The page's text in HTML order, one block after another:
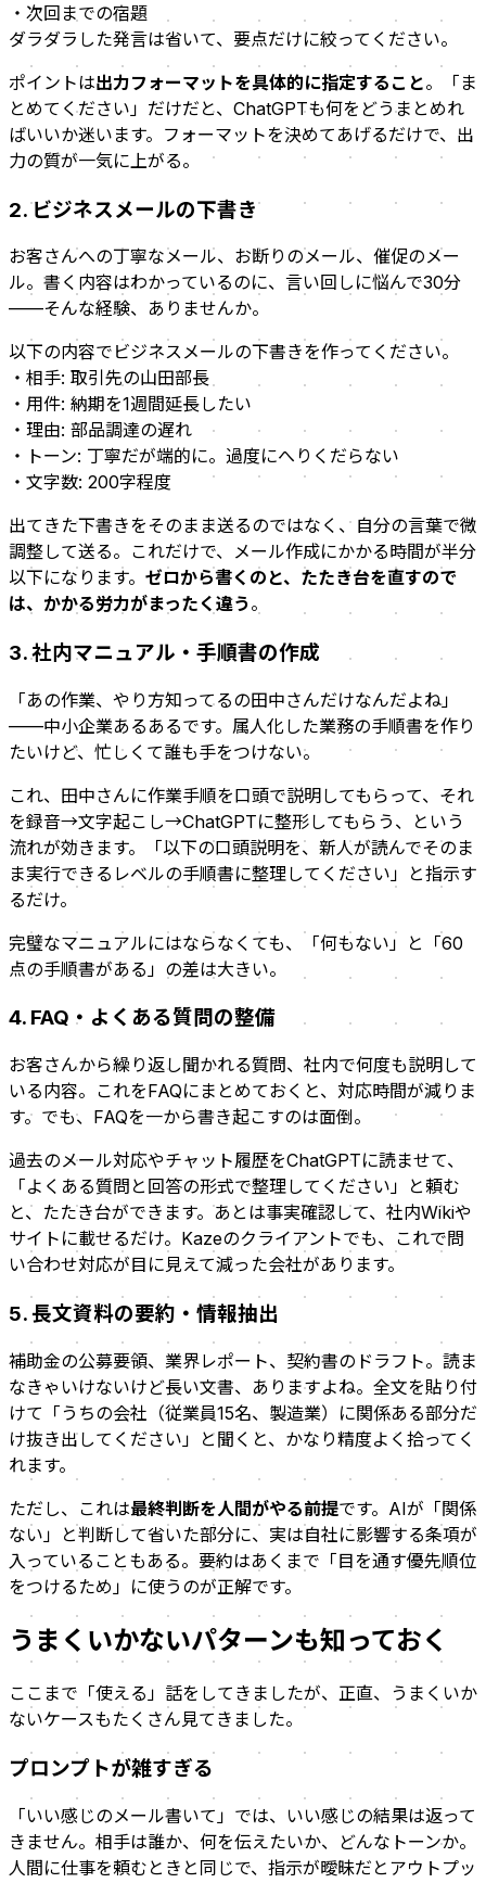
・次回までの宿題
ダラダラした発言は省いて、要点だけに絞ってください。
ポイントは出力フォーマットを具体的に指定すること。「ま
とめてください」だけだと、ChatGPTも何をどうまとめれ
ばいいか迷います。フォーマットを決めてあげるだけで、出
力の質が一気に上がる。
2. ビジネスメールの下書き
お客さんへの丁寧なメール、お断りのメール、催促のメー
ル。書く内容はわかっているのに、言い回しに悩んで30分
——そんな経験、ありませんか。
以下の内容でビジネスメールの下書きを作ってください。
・相手: 取引先の山田部長
・用件: 納期を1週間延長したい
・理由: 部品調達の遅れ
・トーン: 丁寧だが端的に。過度にへりくだらない
・文字数: 200字程度
出てきた下書きをそのまま送るのではなく、自分の言葉で微
調整して送る。これだけで、メール作成にかかる時間が半分
以下になります。 ゼロから書くのと、たたき台を直すので
は、かかる労力がまったく違う。
3. 社内マニュアル・手順書の作成
「あの作業、やり方知ってるの田中さんだけなんだよね」
——中小企業あるあるです。属人化した業務の手順書を作り
たいけど、忙しくて誰も手をつけない。
これ、田中さんに作業手順を口頭で説明してもらって、それ
を録音→文字起こし→ChatGPTに整形してもらう、という
流れが効きます。「以下の口頭説明を、新人が読んでそのま
ま実行できるレベルの手順書に整理してください」と指示す
るだけ。
完璧なマニュアルにはならなくても、「何もない」と「60
点の手順書がある」の差は大きい。
4. FAQ・よくある質問の整備
お客さんから繰り返し聞かれる質問、社内で何度も説明して
いる内容。これをFAQにまとめておくと、対応時間が減りま
す。でも、FAQを一から書き起こすのは面倒。
過去のメール対応やチャット履歴をChatGPTに読ませて、
「よくある質問と回答の形式で整理してください」と頼む
と、たたき台ができます。あとは事実確認して、社内Wikiや
サイトに載せるだけ。Kazeのクライアントでも、これで問
い合わせ対応が目に見えて減った会社があります。
5. 長文資料の要約・情報抽出
補助金の公募要領、業界レポート、契約書のドラフト。読ま
なきゃいけないけど長い文書、ありますよね。全文を貼り付
けて「うちの会社（従業員15名、製造業）に関係ある部分だ
け抜き出してください」と聞くと、かなり精度よく拾ってく
れます。
ただし、これは最終判断を人間がやる前提です。AIが「関係
ない」と判断して省いた部分に、実は自社に影響する条項が
入っていることもある。要約はあくまで「目を通す優先順位
をつけるため」に使うのが正解です。
うまくいかないパターンも知っておく
ここまで「使える」話をしてきましたが、正直、うまくいか
ないケースもたくさん見てきました。
プロンプトが雑すぎる
「いい感じのメール書いて」では、いい感じの結果は返って
きません。相手は誰か、何を伝えたいか、どんなトーンか。
人間に仕事を頼むときと同じで、指示が曖昧だとアウトプッ